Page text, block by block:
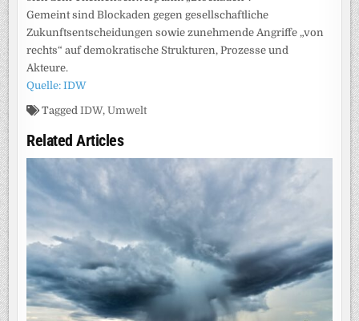
Gemeint sind Blockaden gegen gesellschaftliche
Zukunftsentscheidungen sowie zunehmende Angriffe „von
rechts“ auf demokratische Strukturen, Prozesse und
Akteure.
Quelle: IDW
TaggedIDW,Umwelt
Related Articles